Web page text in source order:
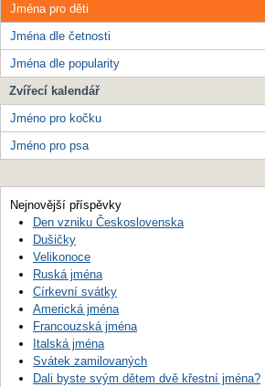
Jména pro děti
Jména dle četnosti
Jména dle popularity
Zvířecí kalendář
Jméno pro kočku
Jméno pro psa
Nejnovější příspěvky
Den vzniku Československa
Dušičky
Velikonoce
Ruská jména
Církevní svátky
Americká jména
Francouzská jména
Italská jména
Svátek zamilovaných
Dali byste svým dětem dvě křestní jména?